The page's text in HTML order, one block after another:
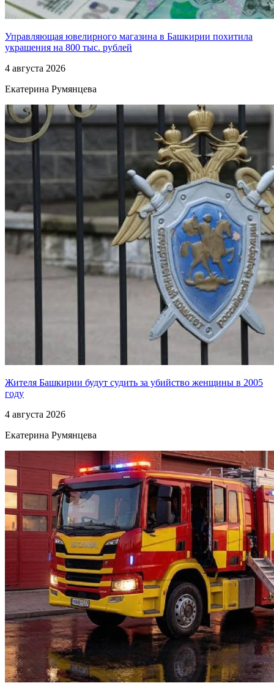
Управляющая ювелирного магазина в Башкирии похитила
украшения на 800 тыс. рублей
4 августа 2026
Екатерина Румянцева
Жителя Башкирии будут судить за убийство женщины в 2005
году
4 августа 2026
Екатерина Румянцева